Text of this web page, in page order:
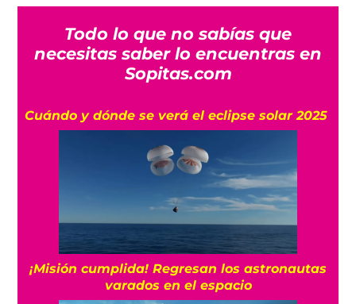
Todo lo que no sabías que
necesitas saber lo encuentras en
Sopitas.com
Cuándo y dónde se verá el eclipse solar 2025
¡Misión cumplida! Regresan los astronautas
varados en el espacio